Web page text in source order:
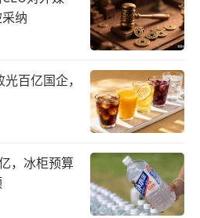
更广泛的消费群体，是安
的价值拼图。
有限公司创始人程伟雄
场有一定的市场基础，未
的品牌定位也是非常迫切
牌矩阵在中国市场成功的
品牌理应驾轻就熟。安踏
定位发展，做好错位发
纳
百亿国企，
，冰柜预算